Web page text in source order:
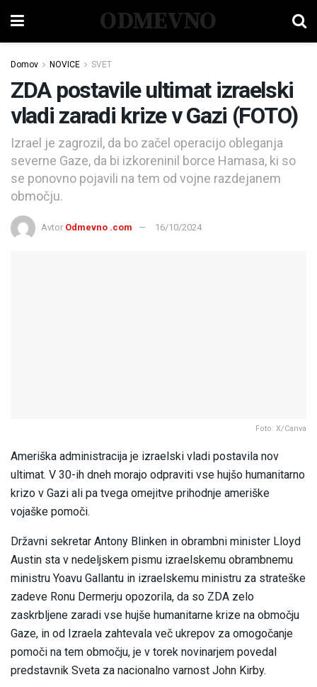
ODMEVNO
Domov NOVICE SVET
ZDA postavile ultimat izraelski
vladi zaradi krize v Gazi (FOTO)
Izrael je zagrozil, da bo začel operacijo obleganja
severne Gaze, da bi izkoreninil borce Hamasa, ki so
se ponovno pojavili na tem od vojne razdejanem
območju.
Avtor Odmevno .com 16/10/2024
Foto: X/Canva
Ameriška administracija je izraelski vladi postavila nov
ultimat. V 30-ih dneh morajo odpraviti vse hujšo humanitarno
krizo v Gazi ali pa tvega omejitve prihodnje ameriške
vojaške pomoči.
Državni sekretar Antony Blinken in obrambni minister Lloyd
Austin sta v nedeljskem pismu izraelskemu obrambnemu
ministru Yoavu Gallantu in izraelskemu ministru za strateške
zadeve Ronu Dermerju opozorila, da so ZDA zelo
zaskrbljene zaradi vse hujše humanitarne krize na območju
Gaze, in od Izraela zahtevala več ukrepov za omogočanje
pomoči na tem območju, je v torek novinarjem povedal
predstavnik Sveta za nacionalno varnost John Kirby.